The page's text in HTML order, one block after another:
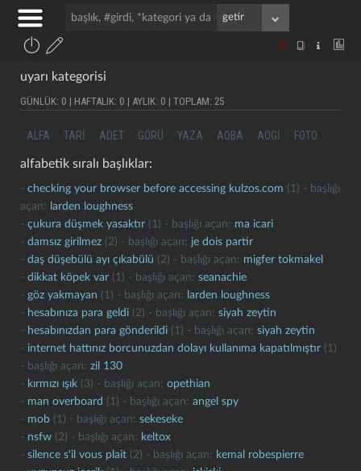
uyarı kategorisi
GÜNLÜK: 0 | HAFTALIK: 0 | AYLIK: 0 | TOPLAM: 25
ALFA TARI ADET GÖRÜ YAZA AOBA AOGI FOTO
alfabetik sıralı başlıklar:
- checking your browser before accessing kulzos.com (1) - başlığı
açan: larden loughness
- çukura düşmek yasaktır (1) - başlığı açan: ma icari
- damsız girilmez (2) - başlığı açan: je dois partir
- daş düşebülü ayı çıkabülü (2) - başlığı açan: migfer tokmakel
- dikkat köpek var (1) - başlığı açan: seanachie
- göz yakmayan (1) - başlığı açan: larden loughness
- hesabınıza para geldi (2) - başlığı açan: siyah zeytin
- hesabınızdan para gönderildi (1) - başlığı açan: siyah zeytin
- i̇nternet hattınız borcunuzdan dolayı kullanıma kapatılmıştır (1)
- başlığı açan: zil 130
- kırmızı ışık (3) - başlığı açan: opethian
- man overboard (1) - başlığı açan: angel spy
- mob (1) - başlığı açan: sekeseke
- nsfw (2) - başlığı açan: keltox
- silence s'il vous plait (2) - başlığı açan: kemal robespierre